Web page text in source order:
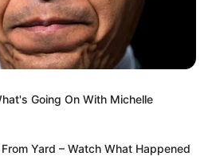
Going On With Michelle
Yard – Watch What Happened